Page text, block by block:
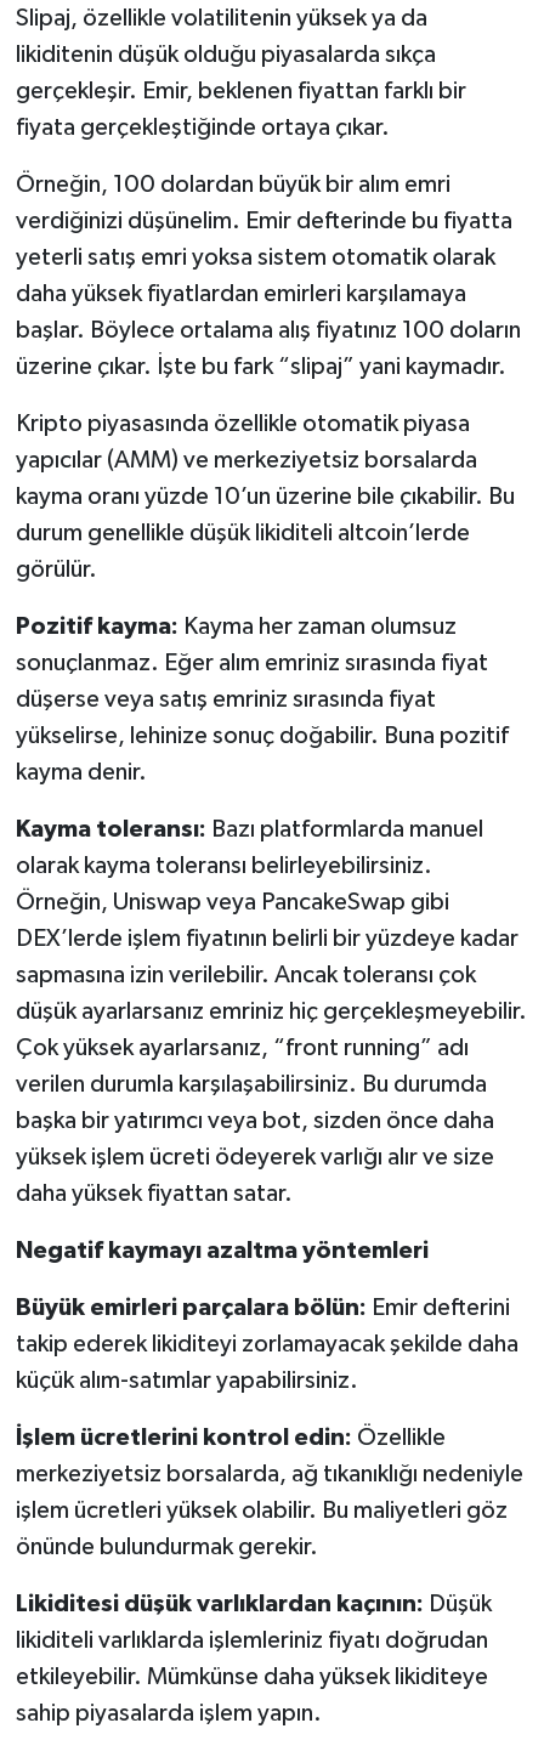
Slipaj, özellikle volatilitenin yüksek ya da
likiditenin düşük olduğu piyasalarda sıkça
gerçekleşir. Emir, beklenen fiyattan farklı bir
fiyata gerçekleştiğinde ortaya çıkar.
Örneğin, 100 dolardan büyük bir alım emri
verdiğinizi düşünelim. Emir defterinde bu fiyatta
yeterli satış emri yoksa sistem otomatik olarak
daha yüksek fiyatlardan emirleri karşılamaya
başlar. Böylece ortalama alış fiyatınız 100 doların
üzerine çıkar. İşte bu fark “slipaj” yani kaymadır.
Kripto piyasasında özellikle otomatik piyasa
yapıcılar (AMM) ve merkeziyetsiz borsalarda
kayma oranı yüzde 10’un üzerine bile çıkabilir. Bu
durum genellikle düşük likiditeli altcoin’lerde
görülür.
Pozitif kayma: Kayma her zaman olumsuz
sonuçlanmaz. Eğer alım emriniz sırasında fiyat
düşerse veya satış emriniz sırasında fiyat
yükselirse, lehinize sonuç doğabilir. Buna pozitif
kayma denir.
Kayma toleransı: Bazı platformlarda manuel
olarak kayma toleransı belirleyebilirsiniz.
Örneğin, Uniswap veya PancakeSwap gibi
DEX’lerde işlem fiyatının belirli bir yüzdeye kadar
sapmasına izin verilebilir. Ancak toleransı çok
düşük ayarlarsanız emriniz hiç gerçekleşmeyebilir.
Çok yüksek ayarlarsanız, “front running” adı
verilen durumla karşılaşabilirsiniz. Bu durumda
başka bir yatırımcı veya bot, sizden önce daha
yüksek işlem ücreti ödeyerek varlığı alır ve size
daha yüksek fiyattan satar.
Negatif kaymayı azaltma yöntemleri
Büyük emirleri parçalara bölün: Emir defterini
takip ederek likiditeyi zorlamayacak şekilde daha
küçük alım-satımlar yapabilirsiniz.
İşlem ücretlerini kontrol edin: Özellikle
merkeziyetsiz borsalarda, ağ tıkanıklığı nedeniyle
işlem ücretleri yüksek olabilir. Bu maliyetleri göz
önünde bulundurmak gerekir.
Likiditesi düşük varlıklardan kaçının: Düşük
likiditeli varlıklarda işlemleriniz fiyatı doğrudan
etkileyebilir. Mümkünse daha yüksek likiditeye
sahip piyasalarda işlem yapın.